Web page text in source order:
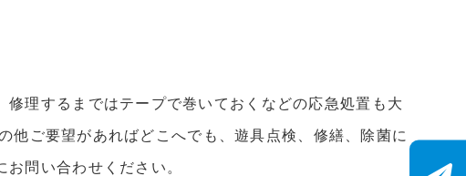
理するまではテープで巻いておくなどの応急処置も大
ご要望があればどこへでも、遊具点検、修繕、除菌に
問い合わせください。